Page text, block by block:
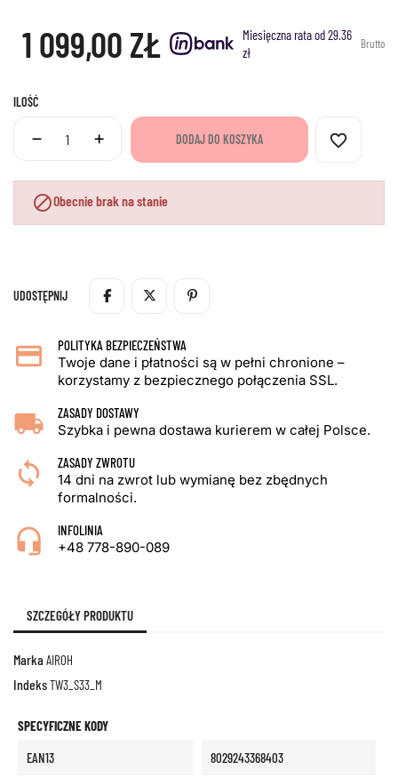
1 099,00 ZŁ
Miesięczna rata od 29.36
zł
Brutto
ILOŚĆ
DODAJ DO KOSZYKA favorite_border
Obecnie brak na stanie
UDOSTĘPNIJ
POLITYKA BEZPIECZEŃSTWA
Twoje dane i płatności są w pełni chronione –
korzystamy z bezpiecznego połączenia SSL.
ZASADY DOSTAWY
Szybka i pewna dostawa kurierem w całej Polsce.
ZASADY ZWROTU
14 dni na zwrot lub wymianę bez zbędnych
formalności.
INFOLINIA
+48 778-890-089
SZCZEGÓŁY PRODUKTU
MarkaAIROH
IndeksTW3_S33_M
SPECYFICZNE KODY
EAN13
8029243368403